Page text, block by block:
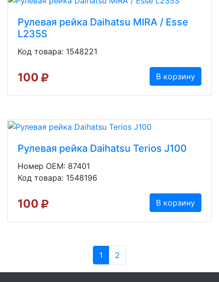
Рулевая рейка Daihatsu MIRA / Esse
L235S
Код товара: 1548221
100 В корзину
Рулевая рейка Daihatsu Terios J100
Номер OEM: 87401
Код товара: 1548196
100 В корзину
1 2